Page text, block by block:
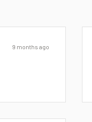
9 months ago